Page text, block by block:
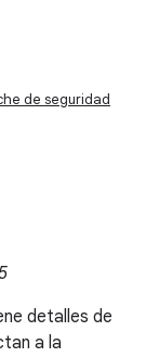
de seguridad
detalles de
a la